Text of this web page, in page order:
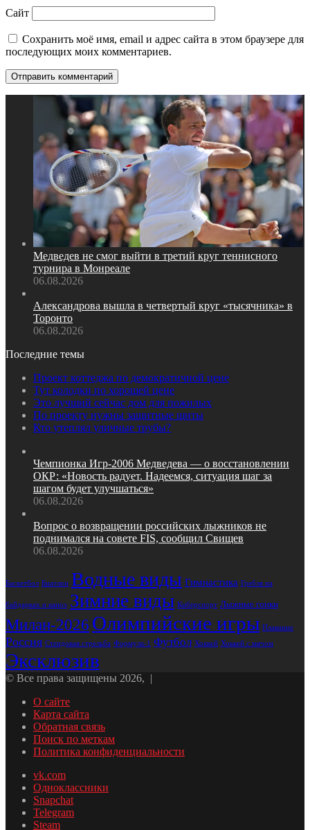
Сайт
Сохранить моё имя, email и адрес сайта в этом браузере для
последующих моих комментариев.
Медведев не смог выйти в третий круг теннисного
турнира в Монреале
06.08.2026
Александрова вышла в четвертый круг «тысячника» в
Торонто
06.08.2026
Последние темы
Проект коттеджа по демократичной цене
Тут колодки по хорошей цене
Это лучший сейчас дом для пожилых
По проекту нужны защитные щиты
Кто утеплял уличные трубы?
Чемпионка Игр‑2006 Медведева — о восстановлении
ОКР: «Новость радует. Надеемся, ситуация шаг за
шагом будет улучшаться»
06.08.2026
Вопрос о возвращении российских лыжников не
поднимался на совете FIS, сообщил Свищев
06.08.2026
Баскетбол Биатлон Водные виды Гимнастика Гребля на
байдарках и каноэ Зимние виды Киберспорт Лыжные гонки
Милан-2026 Олимпийские игры Плавание
Россия Стендовая стрельба Формула-1 Футбол Хоккей Хоккей с мячом
Эксклюзив
© Все права защищены 2026, |
О сайте
Карта сайта
Обратная связь
Поиск по меткам
Политика конфиденциальности
vk.com
Одноклассники
Snapchat
Telegram
Steam